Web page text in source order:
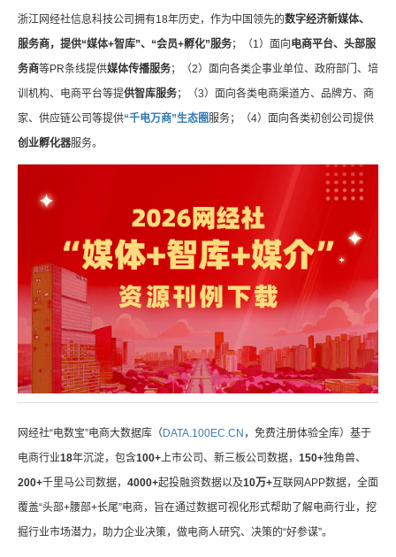
浙江网经社信息科技公司拥有18年历史，作为中国领先的数字经济新媒体、
服务商，提供“媒体+智库”、“会员+孵化”服务；（1）面向电商平台、头部服
务商等PR条线提供媒体传播服务；（2）面向各类企事业单位、政府部门、培
训机构、电商平台等提供智库服务；（3）面向各类电商渠道方、品牌方、商
家、供应链公司等提供“千电万商”生态圈 服务；（4）面向各类初创公司提供
创业孵化器服务。
网经社“电数宝”电商大数据库（DATA.100EC.CN ，免费注册体验全库）基于
电商行业18年沉淀，包含100+上市公司、新三板公司数据， 150+独角兽、
200+千里马公司数据， 4000+起投融资数据以及10万+互联网APP数据，全面
覆盖“头部+腰部+长尾”电商，旨在通过数据可视化形式帮助了解电商行业，挖
掘行业市场潜力，助力企业决策，做电商人研究、决策的“好参谋”。